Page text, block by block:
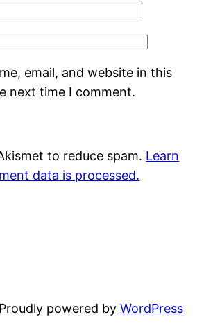
email, and website in this
next time I comment.
to reduce spam. Learn
data is processed.
Proudly powered by WordPress